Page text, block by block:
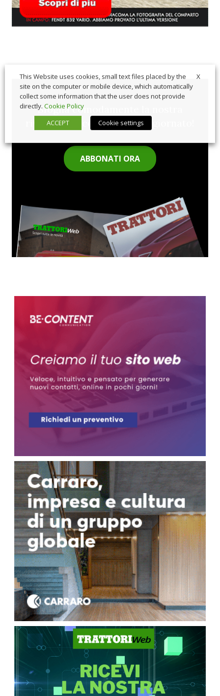
Sfoglia comodamente la nostra
rivista cartacea e rimani aggiornato!
ABBONATI ORA
X
This Website uses cookies, small text files placed by the
site on the computer or mobile device, which automatically
collect some information that the user does not provide
directly. Cookie Policy
ACCEPT
Cookie settings